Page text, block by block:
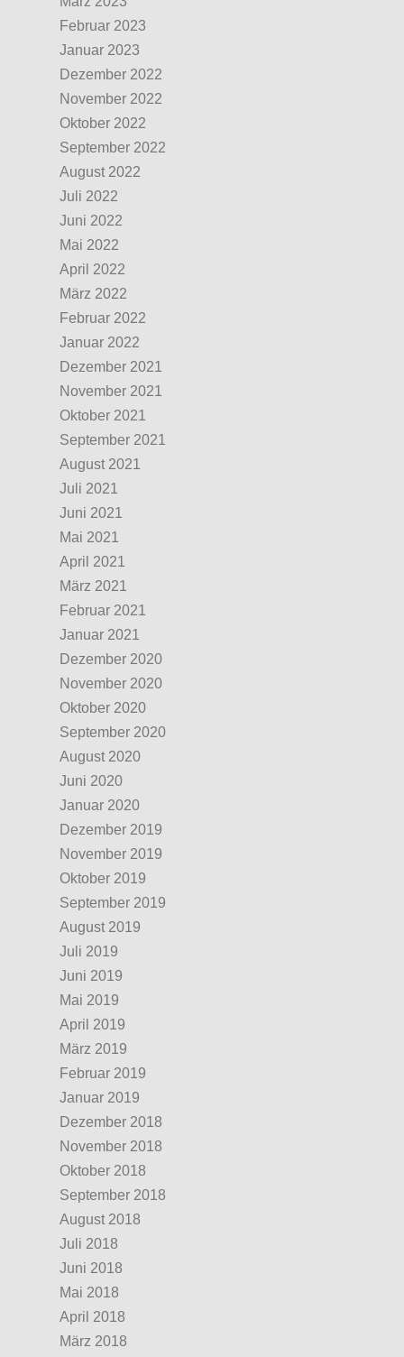
Februar 2023
Januar 2023
Dezember 2022
November 2022
Oktober 2022
September 2022
August 2022
Juli 2022
Juni 2022
Mai 2022
April 2022
März 2022
Februar 2022
Januar 2022
Dezember 2021
November 2021
Oktober 2021
September 2021
August 2021
Juli 2021
Juni 2021
Mai 2021
April 2021
März 2021
Februar 2021
Januar 2021
Dezember 2020
November 2020
Oktober 2020
September 2020
August 2020
Juni 2020
Januar 2020
Dezember 2019
November 2019
Oktober 2019
September 2019
August 2019
Juli 2019
Juni 2019
Mai 2019
April 2019
März 2019
Februar 2019
Januar 2019
Dezember 2018
November 2018
Oktober 2018
September 2018
August 2018
Juli 2018
Juni 2018
Mai 2018
April 2018
März 2018